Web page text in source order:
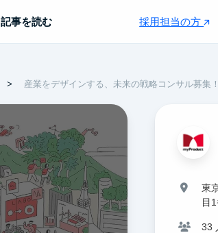
記事を読む 採用担当の方
産業をデザインする、未来の戦略コンサル募集！
東
目
33